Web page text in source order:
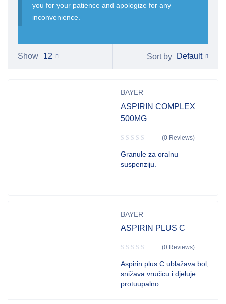
you for your patience and apologize for any
inconvenience.
Sort by Default
Show 12
BAYER
ASPIRIN COMPLEX
500MG
(0 Reviews)
Granule za oralnu
suspenziju.
BAYER
ASPIRIN PLUS C
(0 Reviews)
Aspirin plus C ublažava bol,
snižava vrućicu i djeluje
protuupalno.